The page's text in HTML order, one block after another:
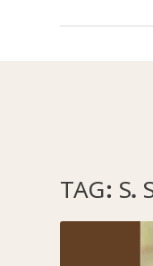
TAG: S.